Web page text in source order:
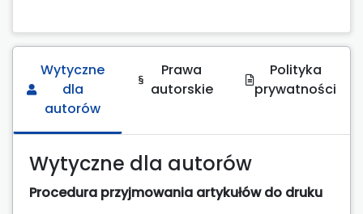
Wytyczne
dla
autorów
Prawa
autorskie
Polityka
prywatności
Wytyczne dla autorów
Procedura przyjmowania artykułów do druku